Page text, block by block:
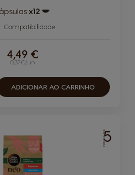
x12
Compatibilidade
0,37€/un
4,49 €
ADICIONAR AO CARRINHO
INTENSIDADE5